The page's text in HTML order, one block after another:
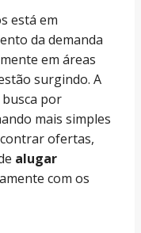
está em
da demanda
em áreas
surgindo. A
por
mais simples
ofertas,
alugar
com os